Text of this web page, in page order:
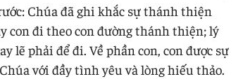
Chúa đã ghi khắc sự thánh thiện
con đi theo con đường thánh thiện; lý
lẽ phải để đi. Về phần con, con được sự
với đầy tình yêu và lòng hiếu thảo.